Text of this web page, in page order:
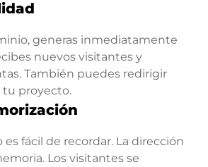
generas inmediatamente
nuevos visitantes y
También puedes redirigir
tu proyecto.
fácil de recordar. La dirección
Los visitantes se